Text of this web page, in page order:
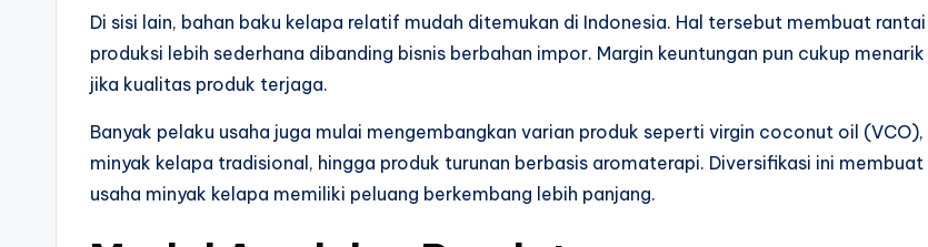
Di sisi lain, bahan baku kelapa relatif mudah ditemukan di Indonesia. Hal tersebut membuat rantai
produksi lebih sederhana dibanding bisnis berbahan impor. Margin keuntungan pun cukup menarik
jika kualitas produk terjaga.
Banyak pelaku usaha juga mulai mengembangkan varian produk seperti virgin coconut oil (VCO),
minyak kelapa tradisional, hingga produk turunan berbasis aromaterapi. Diversifikasi ini membuat
usaha minyak kelapa memiliki peluang berkembang lebih panjang.